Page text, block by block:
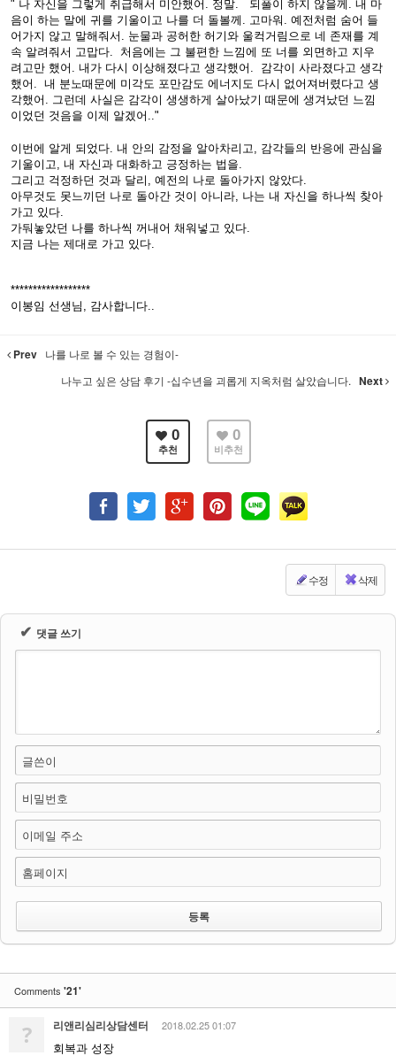
" 나 자신을 그렇게 취급해서 미안했어. 정말. 되풀이 하지 않을께. 내 마
음이 하는 말에 귀를 기울이고 나를 더 돌볼께. 고마워. 예전처럼 숨어 들
어가지 않고 말해줘서. 눈물과 공허한 허기와 울컥거림으로 네 존재를 계
속 알려줘서 고맙다. 처음에는 그 불편한 느낌에 또 너를 외면하고 지우
려고만 했어. 내가 다시 이상해졌다고 생각했어. 감각이 사라졌다고 생각
했어. 내 분노때문에 미각도 포만감도 에너지도 다시 없어져버렸다고 생
각했어. 그런데 사실은 감각이 생생하게 살아났기 때문에 생겨났던 느낌
이었던 것음을 이제 알겠어.."
이번에 알게 되었다. 내 안의 감정을 알아차리고, 감각들의 반응에 관심을
기울이고, 내 자신과 대화하고 긍정하는 법을.
그리고 걱정하던 것과 달리, 예전의 나로 돌아가지 않았다.
아무것도 못느끼던 나로 돌아간 것이 아니라, 나는 내 자신을 하나씩 찾아
가고 있다.
가둬놓았던 나를 하나씩 꺼내어 채워넣고 있다.
지금 나는 제대로 가고 있다.
******************
이봉임 선생님, 감사합니다..
Prev 나를 나로 볼 수 있는 경험이-
나누고 싶은 상담 후기 -십수년을 괴롭게 지옥처럼 살았습니다. Next
0
추천
0
비추천
수정 삭제
✔ 댓글 쓰기
글쓴이
비밀번호
이메일 주소
홈페이지
Comments '21'
? 리앤리심리상담센터 2018.02.25 01:07
회복과 성장